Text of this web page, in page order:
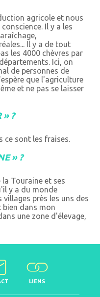
agricole et nous
Il y a les
Il y a de tout
les 4000 chèvres par
Ici, on
de personnes de
que l'agriculture
et ne pas se laisser
» ?
ce sont les fraises.
» ?
la Touraine et ses
y a du monde
près les uns des
bien dans mon
une zone d'élevage,
LIENS